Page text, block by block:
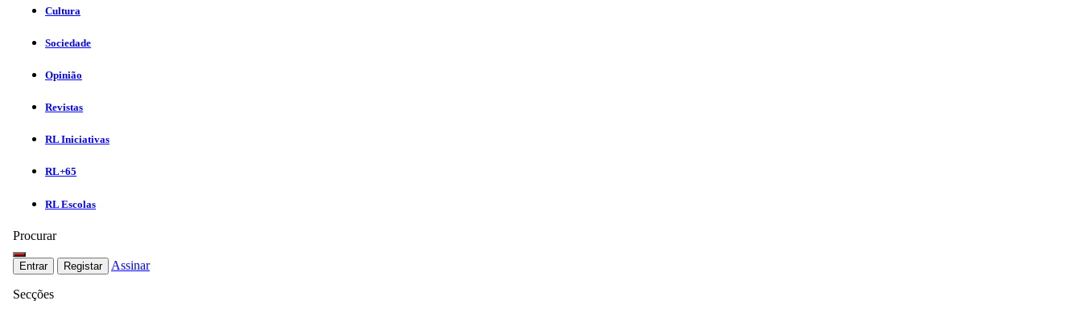
Cultura
Sociedade
Opinião
Revistas
RL Iniciativas
RL+65
RL Escolas
Procurar
Entrar Registar Assinar
Secções